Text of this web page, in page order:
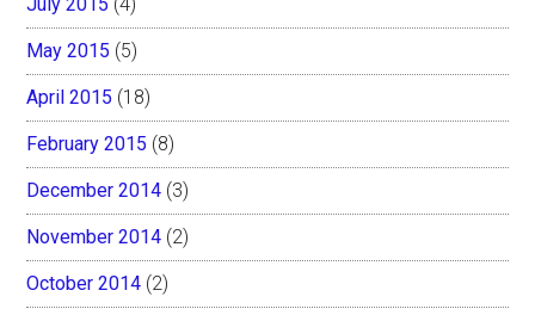
May 2015 (5)
April 2015 (18)
February 2015 (8)
December 2014 (3)
November 2014 (2)
October 2014 (2)